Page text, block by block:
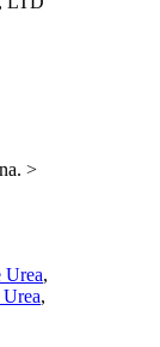
>
Urea,
,